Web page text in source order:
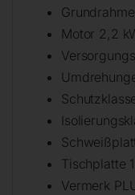
Motor 2,2
Tischplatte
Vermerk